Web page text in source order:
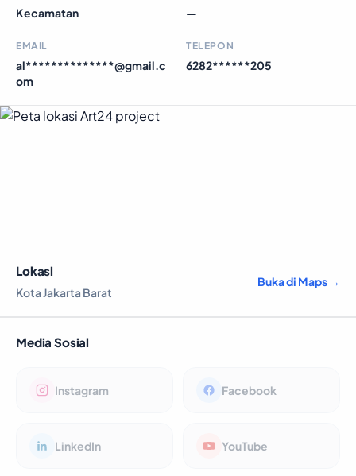
Kecamatan —
EMAIL
al**************@gmail.c
om
TELEPON
6282******205
Lokasi
Kota Jakarta Barat
Buka di Maps →
Media Sosial
Instagram Facebook
LinkedIn YouTube